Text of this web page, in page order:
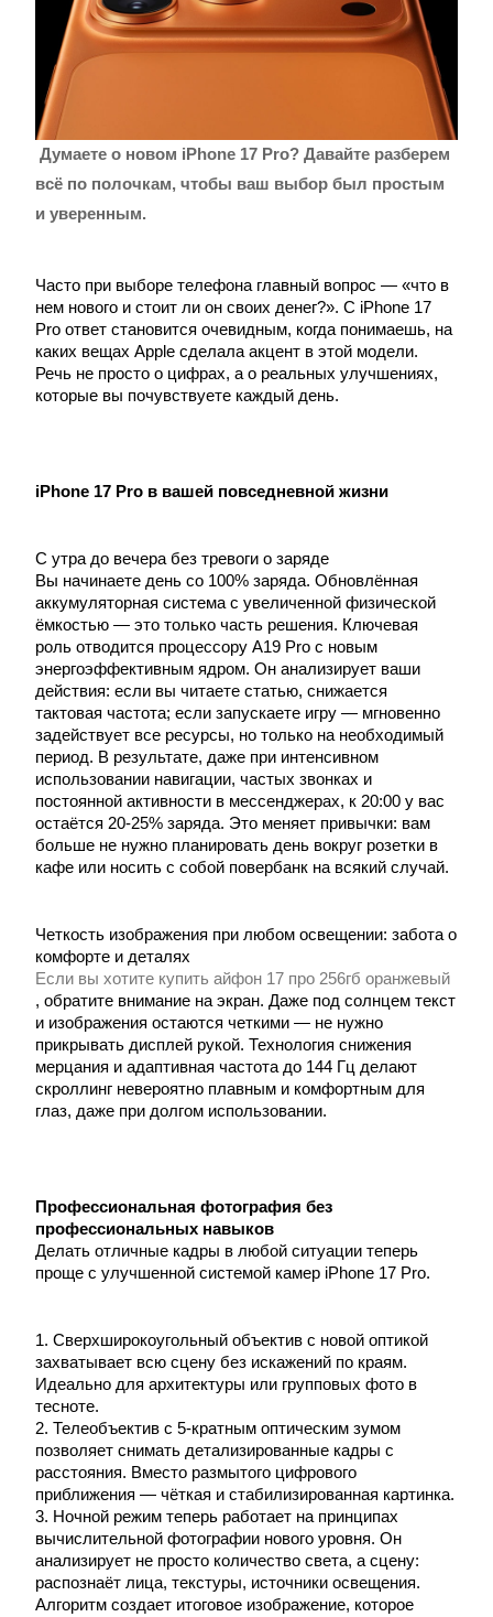
Думаете о новом iPhone 17 Pro? Давайте разберем
всё по полочкам, чтобы ваш выбор был простым
и уверенным.
Часто при выборе телефона главный вопрос — «что в
нем нового и стоит ли он своих денег?». С iPhone 17
Pro ответ становится очевидным, когда понимаешь, на
каких вещах Apple сделала акцент в этой модели.
Речь не просто о цифрах, а о реальных улучшениях,
которые вы почувствуете каждый день.
iPhone 17 Pro в вашей повседневной жизни
С утра до вечера без тревоги о заряде
Вы начинаете день со 100% заряда. Обновлённая
аккумуляторная система с увеличенной физической
ёмкостью — это только часть решения. Ключевая
роль отводится процессору A19 Pro с новым
энергоэффективным ядром. Он анализирует ваши
действия: если вы читаете статью, снижается
тактовая частота; если запускаете игру — мгновенно
задействует все ресурсы, но только на необходимый
период. В результате, даже при интенсивном
использовании навигации, частых звонках и
постоянной активности в мессенджерах, к 20:00 у вас
остаётся 20-25% заряда. Это меняет привычки: вам
больше не нужно планировать день вокруг розетки в
кафе или носить с собой повербанк на всякий случай.
Четкость изображения при любом освещении: забота о
комфорте и деталях
Если вы хотите купить айфон 17 про 256гб оранжевый
, обратите внимание на экран. Даже под солнцем текст
и изображения остаются четкими — не нужно
прикрывать дисплей рукой. Технология снижения
мерцания и адаптивная частота до 144 Гц делают
скроллинг невероятно плавным и комфортным для
глаз, даже при долгом использовании.
Профессиональная фотография без
профессиональных навыков
Делать отличные кадры в любой ситуации теперь
проще с улучшенной системой камер iPhone 17 Pro.
1. Сверхширокоугольный объектив с новой оптикой
захватывает всю сцену без искажений по краям.
Идеально для архитектуры или групповых фото в
тесноте.
2. Телеобъектив с 5-кратным оптическим зумом
позволяет снимать детализированные кадры с
расстояния. Вместо размытого цифрового
приближения — чёткая и стабилизированная картинка.
3. Ночной режим теперь работает на принципах
вычислительной фотографии нового уровня. Он
анализирует не просто количество света, а сцену:
распознаёт лица, текстуры, источники освещения.
Алгоритм создает итоговое изображение, которое